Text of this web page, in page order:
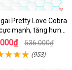
Pretty Love Cobra
mạnh, tăng hưng
phấn 536.000₫
(953)